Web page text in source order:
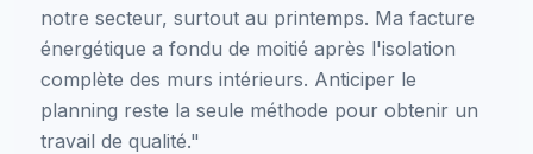
notre secteur, surtout au printemps. Ma facture
énergétique a fondu de moitié après l'isolation
complète des murs intérieurs. Anticiper le
planning reste la seule méthode pour obtenir un
travail de qualité."